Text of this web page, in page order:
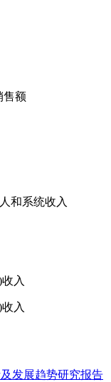
售额
和系统收入
入
入
发展趋势研究报告